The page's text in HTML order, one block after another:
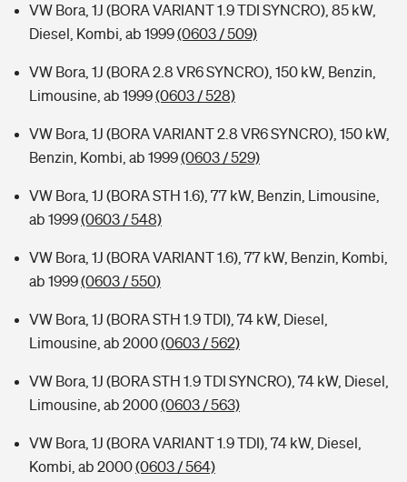
VW Bora, 1J (BORA VARIANT 1.9 TDI SYNCRO), 85 kW,
Diesel, Kombi, ab 1999(0603 / 509)
VW Bora, 1J (BORA 2.8 VR6 SYNCRO), 150 kW, Benzin,
Limousine, ab 1999(0603 / 528)
VW Bora, 1J (BORA VARIANT 2.8 VR6 SYNCRO), 150 kW,
Benzin, Kombi, ab 1999(0603 / 529)
VW Bora, 1J (BORA STH 1.6), 77 kW, Benzin, Limousine,
ab 1999(0603 / 548)
VW Bora, 1J (BORA VARIANT 1.6), 77 kW, Benzin, Kombi,
ab 1999(0603 / 550)
VW Bora, 1J (BORA STH 1.9 TDI), 74 kW, Diesel,
Limousine, ab 2000(0603 / 562)
VW Bora, 1J (BORA STH 1.9 TDI SYNCRO), 74 kW, Diesel,
Limousine, ab 2000(0603 / 563)
VW Bora, 1J (BORA VARIANT 1.9 TDI), 74 kW, Diesel,
Kombi, ab 2000(0603 / 564)